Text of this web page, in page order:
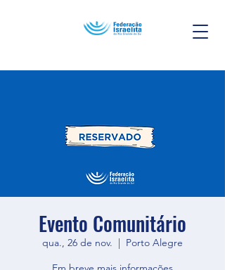
Evento Comunitário
qua., 26 de nov.
  |
Porto Alegre